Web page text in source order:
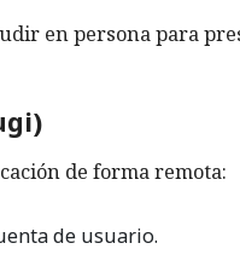
en persona para
de forma remota:
de usuario.